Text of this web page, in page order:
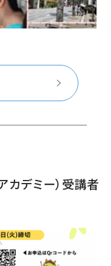
カデミー）受講者